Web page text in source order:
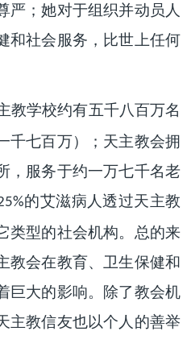
严；她对于组织并动员人
和社会服务，比世上任何
教学校约有五千八百万名
千七百万）；天主教会拥
，服务于约一万七千名老
的艾滋病人透过天主教
类型的社会机构。总的来
教会在教育、卫生保健和
巨大的影响。除了教会机
主教信友也以个人的善举